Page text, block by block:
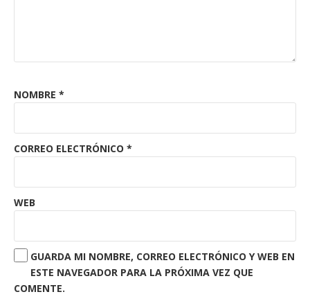
NOMBRE *
CORREO ELECTRÓNICO *
WEB
GUARDA MI NOMBRE, CORREO ELECTRÓNICO Y WEB EN
ESTE NAVEGADOR PARA LA PRÓXIMA VEZ QUE
COMENTE.